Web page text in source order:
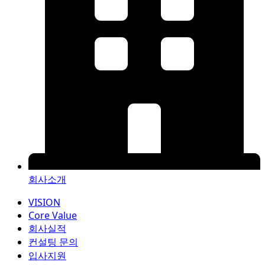
회사소개
VISION
Core Value
회사실적
컨설팅 문의
입사지원